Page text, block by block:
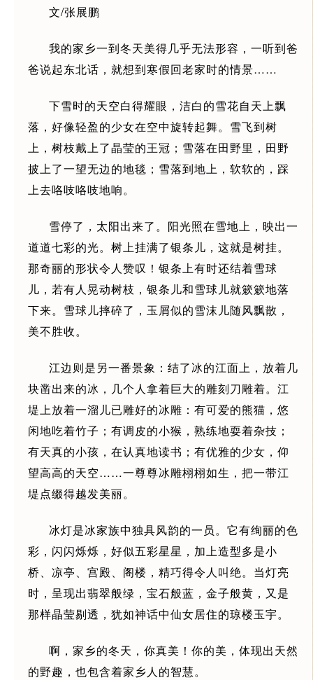
文/张展鹏
我的家乡一到冬天美得几乎无法形容，一听到爸
爸说起东北话，就想到寒假回老家时的情景……
下雪时的天空白得耀眼，洁白的雪花自天上飘
落，好像轻盈的少女在空中旋转起舞。雪飞到树
上，树枝戴上了晶莹的王冠；雪落在田野里，田野
披上了一望无边的地毯；雪落到地上，软软的，踩
上去咯吱咯吱地响。
雪停了，太阳出来了。阳光照在雪地上，映出一
道道七彩的光。树上挂满了银条儿，这就是树挂。
那奇丽的形状令人赞叹！银条上有时还结着雪球
儿，若有人晃动树枝，银条儿和雪球儿就簌簌地落
下来。雪球儿摔碎了，玉屑似的雪沫儿随风飘散，
美不胜收。
江边则是另一番景象：结了冰的江面上，放着几
块凿出来的冰，几个人拿着巨大的雕刻刀雕着。江
堤上放着一溜儿已雕好的冰雕：有可爱的熊猫，悠
闲地吃着竹子；有调皮的小猴，熟练地耍着杂技；
有天真的小孩，在认真地读书；有优雅的少女，仰
望高高的天空……一尊尊冰雕栩栩如生，把一带江
堤点缀得越发美丽。
冰灯是冰家族中独具风韵的一员。它有绚丽的色
彩，闪闪烁烁，好似五彩星星，加上造型多是小
桥、凉亭、宫殿、阁楼，精巧得令人叫绝。当灯亮
时，呈现出翡翠般绿，宝石般蓝，金子般黄，又是
那样晶莹剔透，犹如神话中仙女居住的琼楼玉宇。
啊，家乡的冬天，你真美！你的美，体现出天然
的野趣，也包含着家乡人的智慧。